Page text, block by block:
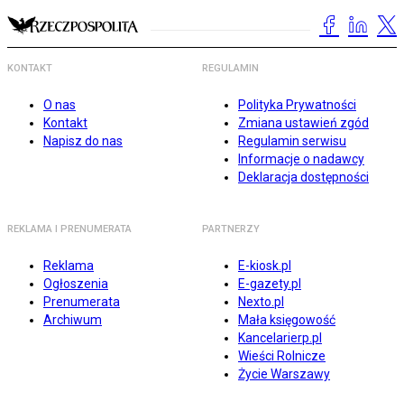
KONTAKT
O nas
Kontakt
Napisz do nas
REGULAMIN
Polityka Prywatności
Zmiana ustawień zgód
Regulamin serwisu
Informacje o nadawcy
Deklaracja dostępności
REKLAMA I PRENUMERATA
Reklama
Ogłoszenia
Prenumerata
Archiwum
PARTNERZY
E-kiosk.pl
E-gazety.pl
Nexto.pl
Mała księgowość
Kancelarierp.pl
Wieści Rolnicze
Życie Warszawy